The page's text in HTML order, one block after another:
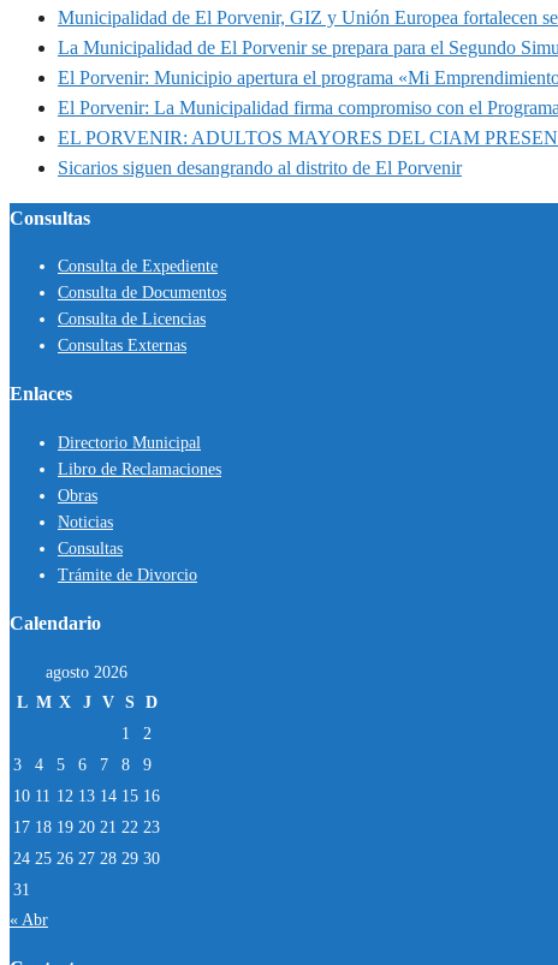
Municipalidad de El Porvenir, GIZ y Unión Europea fortalecen
La Municipalidad de El Porvenir se prepara para el Segundo
El Porvenir: Municipio apertura el programa «Mi
El Porvenir: La Municipalidad firma compromiso con el
EL PORVENIR: ADULTOS MAYORES DEL CIAM
Sicarios siguen desangrando al distrito de El Porvenir
Consultas
Consulta de Expediente
Consulta de Documentos
Consulta de Licencias
Consultas Externas
Enlaces
Directorio Municipal
Libro de Reclamaciones
Obras
Noticias
Consultas
Trámite de Divorcio
Calendario
agosto 2026
L M X J V S D
1
2
3
4 5 6 7 8
9
10 11 12 13 14 15 16
17 18 19 20 21 22 23
24 25 26 27 28 29 30
31
« Abr